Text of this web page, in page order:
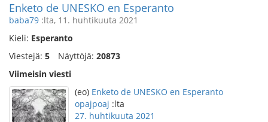
Enketo de UNESKO en Esperanto
baba79 :lta, 11. huhtikuuta 2021
Kieli: Esperanto
Viestejä: 5 Näyttöjä: 20873
Viimeisin viesti
(eo) Enketo de UNESKO en Esperanto
opajpoaj :lta
27. huhtikuuta 2021